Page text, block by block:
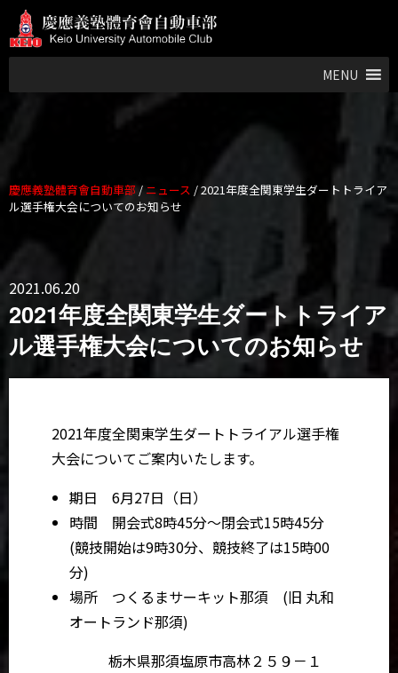
MENU
慶應義塾體育會自動車部/ ニュース /2021年度全関東学生ダートトライア
ル選手権大会についてのお知らせ
2021.06.20
2021年度全関東学生ダートトライア
ル選手権大会についてのお知らせ
2021年度全関東学生ダートトライアル選手権
大会についてご案内いたします。
期日 6月27日（日）
時間 開会式8時45分～閉会式15時45分
(競技開始は9時30分、競技終了は15時00
分)
場所 つくるまサーキット那須 (旧 丸和
オートランド那須)
栃木県那須塩原市高林２５９－１